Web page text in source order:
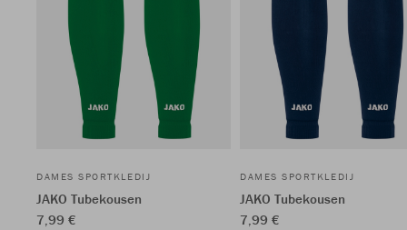
DAMES SPORTKLEDIJ
JAKO Tubekousen
7,99 €
DAMES SPORTKLEDIJ
JAKO Tubekousen
7,99 €